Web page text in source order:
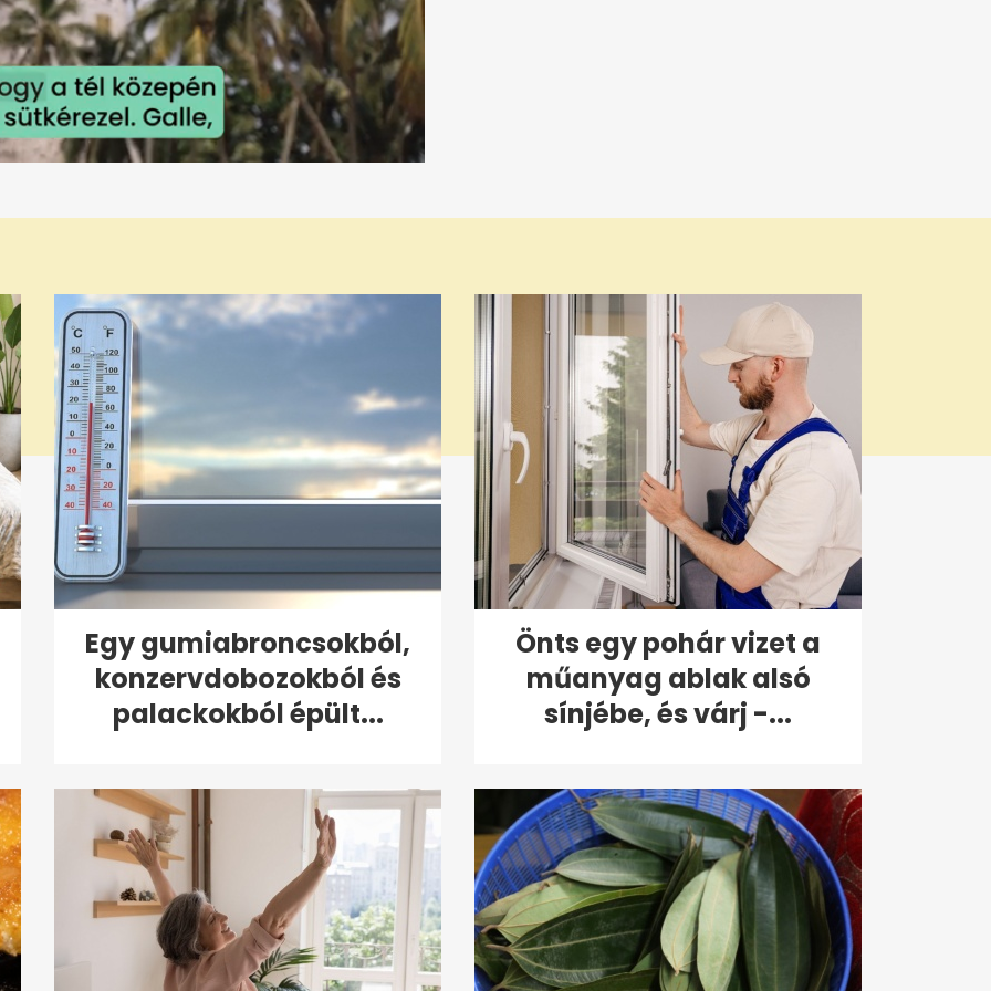
Egy gumiabroncsokból,
konzervdobozokból és
palackokból épült...
Önts egy pohár vizet a
műanyag ablak alsó
sínjébe, és várj -...